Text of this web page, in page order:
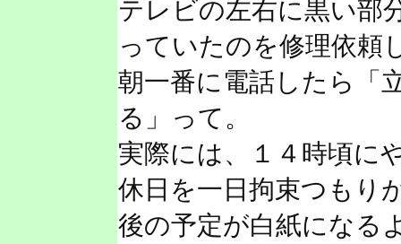
テレビの左右に黒い部
っていたのを修理依頼
朝一番に電話したら「
る」って。
実際には、１４時頃に
休日を一日拘束つもり
後の予定が白紙になる